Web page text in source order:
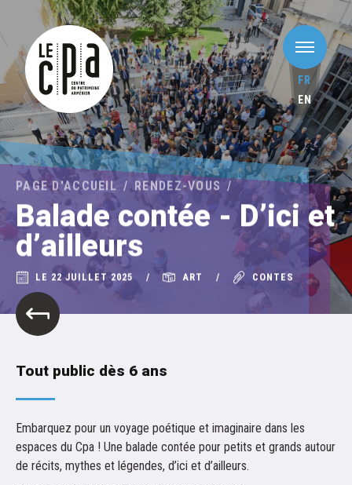
FR
EN
PAGE D'ACCUEIL RENDEZ-VOUS
Balade contée - D’ici et
d’ailleurs
LE 22 JUILLET 2025 ART CONTES
Tout public dès 6 ans
Embarquez pour un voyage poétique et imaginaire dans les
espaces du Cpa ! Une balade contée pour petits et grands autour
de récits, mythes et légendes, d’ici et d’ailleurs.